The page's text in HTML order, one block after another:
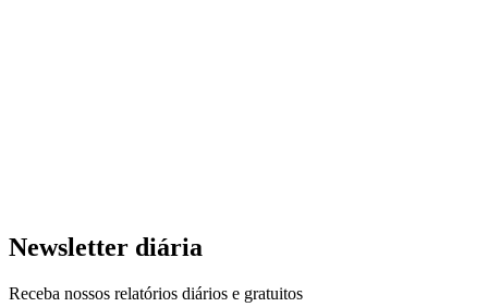
Newsletter diária
Receba nossos relatórios diários e gratuitos